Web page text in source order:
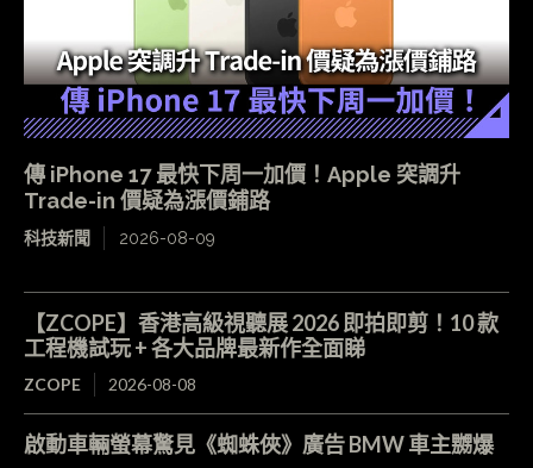
傳 iPhone 17 最快下周一加價！Apple 突調升
Trade-in 價疑為漲價鋪路
科技新聞 2026-08-09
【ZCOPE】香港高級視聽展 2026 即拍即剪！10 款
工程機試玩 + 各大品牌最新作全面睇
ZCOPE 2026-08-08
啟動車輛螢幕驚見《蜘蛛俠》廣告 BMW 車主嬲爆